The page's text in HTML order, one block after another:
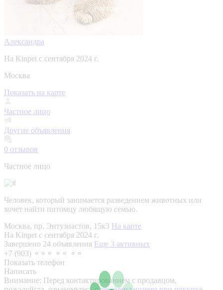
Александра
На Kinpet c сентября 2024 г.
Москва
Показать на карте
Частное лицо
Другие объявления
0 отзывов
Частное лицо
Человек, который занимается разведением животных или
хочет найти питомцу любящую семью.
Москва, пр. Энтузиастов, 15к3 На карте
На Kinpet c сентября 2024 г.
Завершено 24 объявления Еще 3 активных
+7 (903) ⚬⚬⚬ ⚬⚬ ⚬⚬
Показать телефон
Написать
Внимание: Перед контактированием с продавцом,